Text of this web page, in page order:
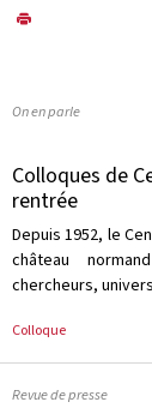
On en parle
Colloques de
rentrée
Depuis 1952, le
château
chercheurs,
Colloque
Revue de presse